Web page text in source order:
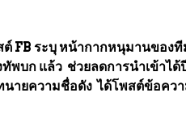
FB ระบุ หน้ากากหนุมานของที
ทัพบก แล้ว ช่วยลดการนำเข้า
นายความชื่อดัง ได้โพสต์ข้อคว